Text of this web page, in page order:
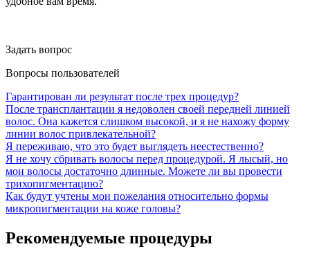
Задать вопрос
Вопросы пользователей
Гарантирован ли результат после трех процедур?
После трансплантации я недоволен своей передней линией
волос. Она кажется слишком высокой, и я не нахожу форму
линии волос привлекательной?
Я переживаю, что это будет выглядеть неестественно?
Я не хочу сбривать волосы перед процедурой. Я лысый, но
мои волосы достаточно длинные. Можете ли вы провести
трихопигментацию?
Как будут учтены мои пожелания относительно формы
микропигментации на коже головы?
Рекомендуемые процедуры